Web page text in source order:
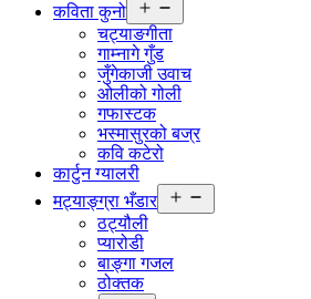
कविता कुनो
menu
चट्याङगीता
गाम्नागे गुँड
जुँगेकाजी उवाच
ओलीको गोली
गफास्टक
भस्मासुरको बज्र
कवि कटेरो
कार्टुन ग्यालरी
मट्याङ्ग्रा भँडार
menu
ठट्यौली
प्यारोडी
बाङ्गा गजल
ठोक्तक